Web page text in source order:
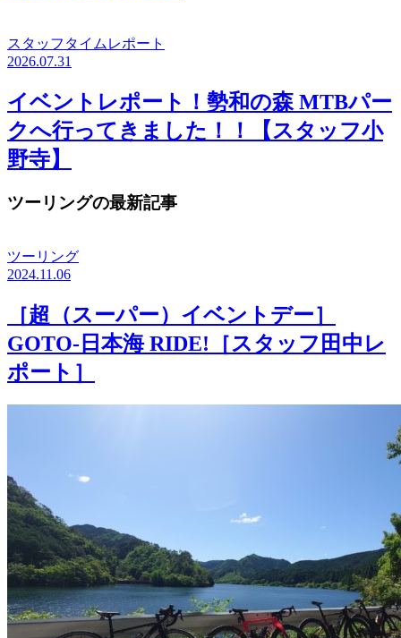
スタッフタイムレポート
2026.07.31
イベントレポート！勢和の森 MTBパー
クへ行ってきました！！【スタッフ小
野寺】
ツーリングの最新記事
ツーリング
2024.11.06
［超（スーパー）イベントデー］
GOTO-日本海 RIDE!［スタッフ田中レ
ポート］